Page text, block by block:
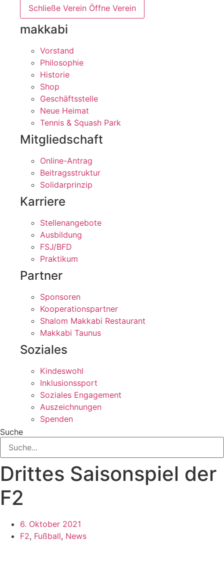
Schließe Verein Öffne Verein
makkabi
Vorstand
Philosophie
Historie
Shop
Geschäftsstelle
Neue Heimat
Tennis & Squash Park
Mitgliedschaft
Online-Antrag
Beitragsstruktur
Solidarprinzip
Karriere
Stellenangebote
Ausbildung
FSJ/BFD
Praktikum
Partner
Sponsoren
Kooperationspartner
Shalom Makkabi Restaurant
Makkabi Taunus
Soziales
Kindeswohl
Inklusionssport
Soziales Engagement
Auszeichnungen
Spenden
Suche
Drittes Saisonspiel der
F2
6. Oktober 2021
F2, Fußball, News